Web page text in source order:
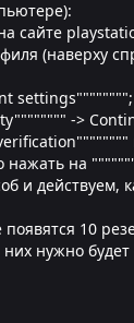
сайте
(наверху
settings"""""""";
->
нажать на
и действуем,
10
нужно